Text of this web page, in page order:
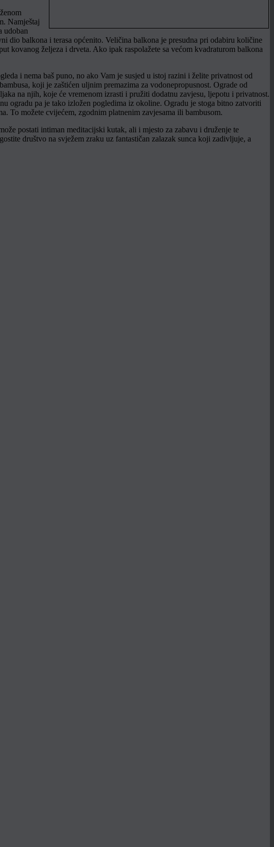
Namještaj
udoban
dio balkona i terasa općenito. Veličina balkona je presudna pri odabiru količine
kovanog željeza i drveta. Ako ipak raspolažete sa većom kvadraturom balkona
i nema baš puno, no ako Vam je susjed u istoj razini i želite privatnost od
koji je zaštićen uljnim premazima za vodonepropusnost. Ograde od
na njih, koje će vremenom izrasti i pružiti dodatnu zavjesu, ljepotu i privatnost.
ogradu pa je tako izložen pogledima iz okoline. Ogradu je stoga bitno zatvoriti
To možete cvijećem, zgodnim platnenim zavjesama ili bambusom.
postati intiman meditacijski kutak, ali i mjesto za zabavu i druženje te
društvo na svježem zraku uz fantastičan zalazak sunca koji zadivljuje, a